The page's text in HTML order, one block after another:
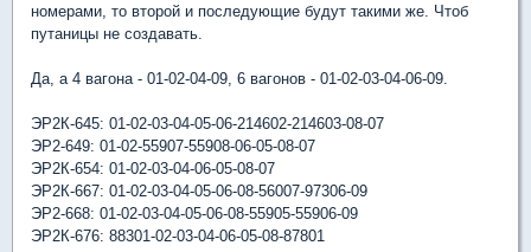
номерами, то второй и последующие будут такими же. Чтоб
путаницы не создавать.
Да, а 4 вагона - 01-02-04-09, 6 вагонов - 01-02-03-04-06-09.
ЭР2К-645: 01-02-03-04-05-06-214602-214603-08-07
ЭР2-649: 01-02-55907-55908-06-05-08-07
ЭР2К-654: 01-02-03-04-06-05-08-07
ЭР2К-667: 01-02-03-04-05-06-08-56007-97306-09
ЭР2-668: 01-02-03-04-05-06-08-55905-55906-09
ЭР2К-676: 88301-02-03-04-06-05-08-87801